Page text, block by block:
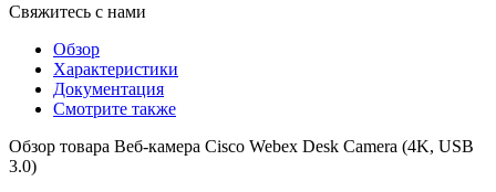
Свяжитесь с нами
Обзор
Характеристики
Документация
Смотрите также
Обзор товара Веб-камера Cisco Webex Desk Camera (4K, USB
3.0)